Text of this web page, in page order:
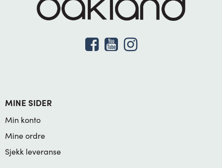
MINE SIDER
Min konto
Mine ordre
Sjekk leveranse